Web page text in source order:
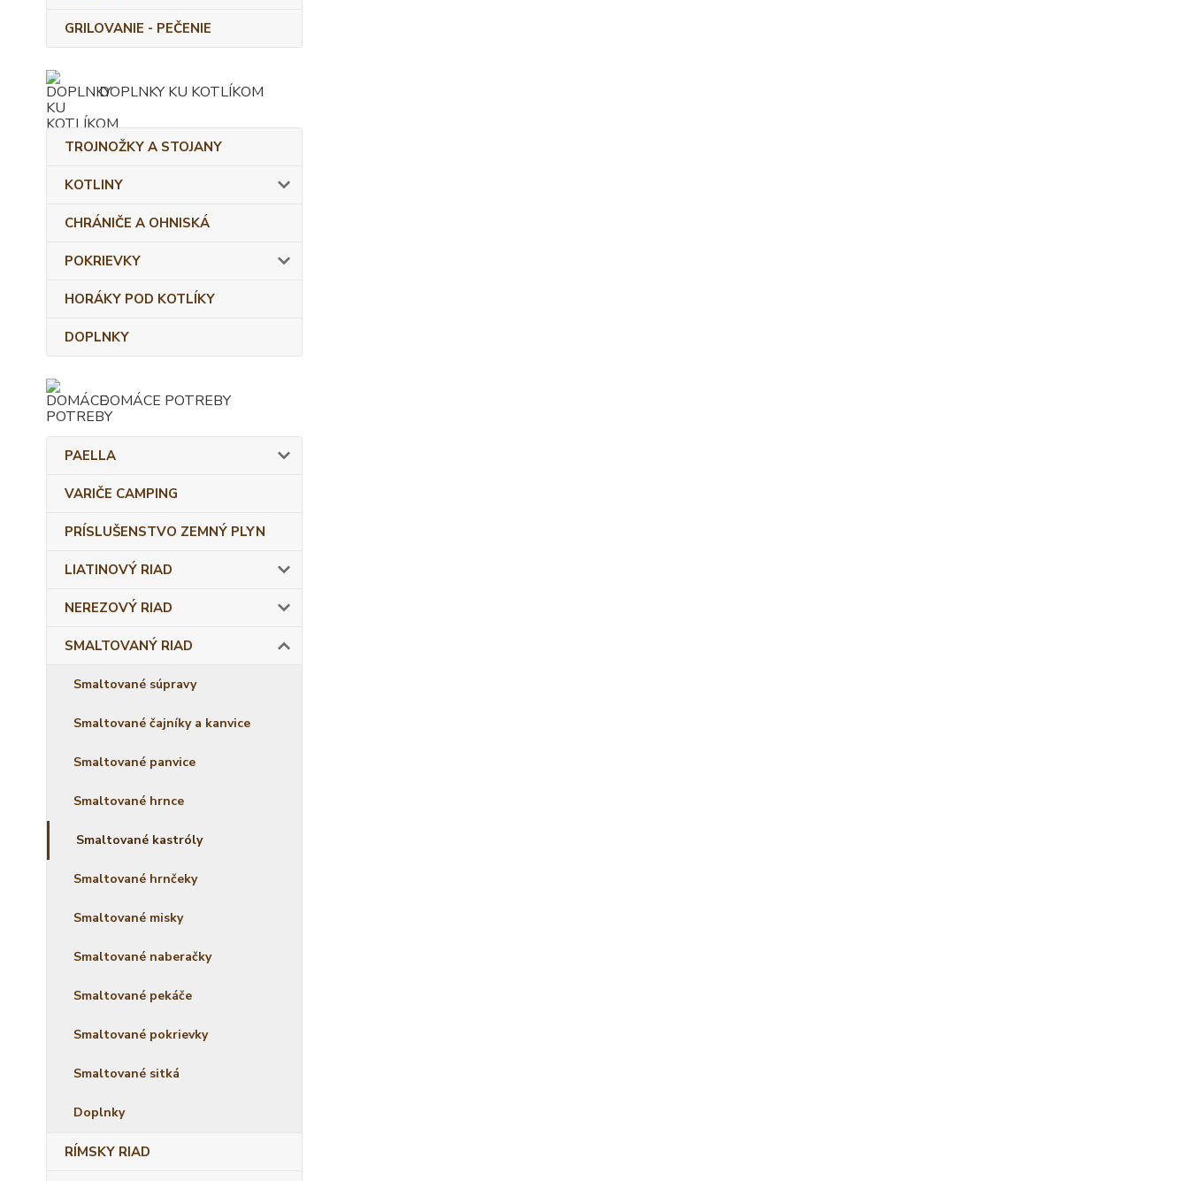
GRILOVANIE - PEČENIE
DOPLNKY KU KOTLÍKOM
TROJNOŽKY A STOJANY
KOTLINY
CHRÁNIČE A OHNISKÁ
POKRIEVKY
HORÁKY POD KOTLÍKY
DOPLNKY
DOMÁCE POTREBY
PAELLA
VARIČE CAMPING
PRÍSLUŠENSTVO ZEMNÝ PLYN
LIATINOVÝ RIAD
NEREZOVÝ RIAD
SMALTOVANÝ RIAD
Smaltované súpravy
Smaltované čajníky a kanvice
Smaltované panvice
Smaltované hrnce
Smaltované kastróly
Smaltované hrnčeky
Smaltované misky
Smaltované naberačky
Smaltované pekáče
Smaltované pokrievky
Smaltované sitká
Doplnky
RÍMSKY RIAD